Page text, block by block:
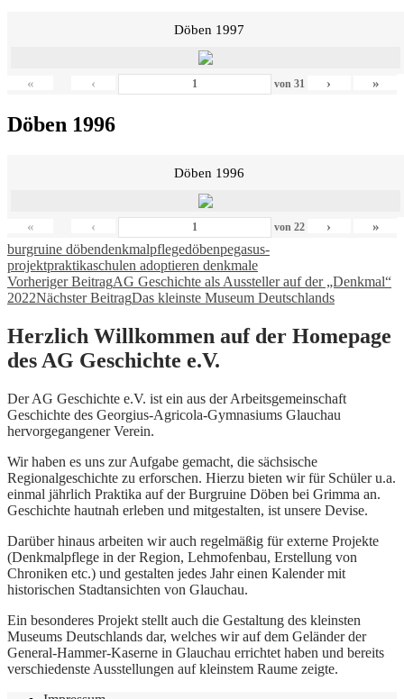
Döben 1997
« ‹ von 31 › »
Döben 1996
Döben 1996
« ‹ von 22 › »
burgruine döbendenkmalpflegedöbenpegasus-
projektpraktikaschulen adoptieren denkmale
Beitragsnavigation
Vorheriger BeitragAG Geschichte als Aussteller auf der „Denkmal“
2022Nächster BeitragDas kleinste Museum Deutschlands
Herzlich Willkommen auf der Homepage
des AG Geschichte e.V.
Der AG Geschichte e.V. ist ein aus der Arbeitsgemeinschaft
Geschichte des Georgius-Agricola-Gymnasiums Glauchau
hervorgegangener Verein.
Wir haben es uns zur Aufgabe gemacht, die sächsische
Regionalgeschichte zu erforschen. Hierzu bieten wir für Schüler u.a.
einmal jährlich Praktika auf der Burgruine Döben bei Grimma an.
Geschichte hautnah erleben und mitgestalten, ist unsere Devise.
Darüber hinaus arbeiten wir auch regelmäßig für externe Projekte
(Denkmalpflege in der Region, Lehmofenbau, Erstellung von
Chroniken etc.) und gestalten jedes Jahr einen Kalender mit
historischen Stadtansichten von Glauchau.
Ein besonderes Projekt stellt auch die Gestaltung des kleinsten
Museums Deutschlands dar, welches wir auf dem Geländer der
General-Hammer-Kaserne in Glauchau errichtet haben und bereits
verschiedenste Ausstellungen auf kleinstem Raume zeigte.